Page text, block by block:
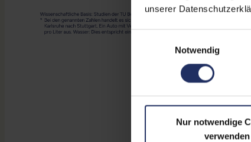
unserer
Einwilligungsauswahl
Notwendig
Nur notwendige
verwenden